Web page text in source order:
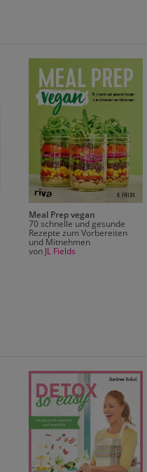
Meal Prep vegan
70 schnelle und gesunde
Rezepte zum Vorbereiten
und Mitnehmen
von JL Fields